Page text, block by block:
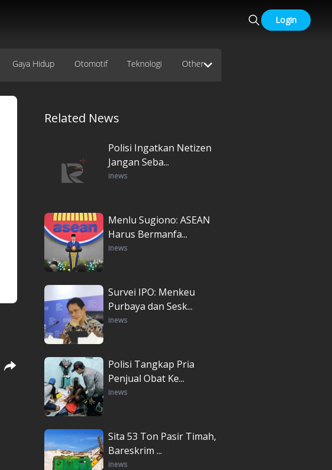
Login
Gaya Hidup Otomotif Teknologi Other
Related News
Polisi Ingatkan Netizen
Jangan Seba...
inews
Menlu Sugiono: ASEAN
Harus Bermanfa...
inews
Survei IPO: Menkeu
Purbaya dan Sesk...
inews
Polisi Tangkap Pria
Penjual Obat Ke...
inews
Sita 53 Ton Pasir Timah,
Bareskrim ...
inews